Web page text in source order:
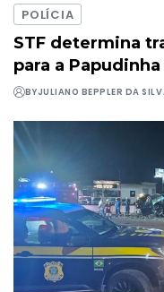
POLÍCIA
STF determina
para a Papudinha
BYJULIANO BEPPLER DA